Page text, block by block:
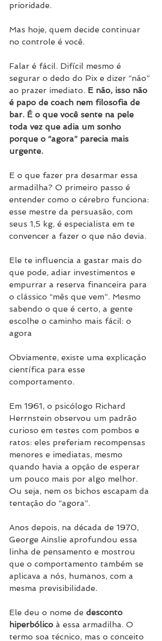
prioridade.
Mas hoje, quem decide continuar
no controle é você.
Falar é fácil. Difícil mesmo é
segurar o dedo do Pix e dizer “não”
ao prazer imediato. E não, isso não
é papo de coach nem filosofia de
bar. É o que você sente na pele
toda vez que adia um sonho
porque o “agora” parecia mais
urgente.
E o que fazer pra desarmar essa
armadilha? O primeiro passo é
entender como o cérebro funciona:
esse mestre da persuasão, com
seus 1,5 kg, é especialista em te
convencer a fazer o que não devia.
Ele te influencia a gastar mais do
que pode, adiar investimentos e
empurrar a reserva financeira para
o clássico “mês que vem”. Mesmo
sabendo o que é certo, a gente
escolhe o caminho mais fácil: o
agora
Obviamente, existe uma explicação
científica para esse
comportamento.
Em 1961, o psicólogo Richard
Herrnstein observou um padrão
curioso em testes com pombos e
ratos: eles preferiam recompensas
menores e imediatas, mesmo
quando havia a opção de esperar
um pouco mais por algo melhor.
Ou seja, nem os bichos escapam da
tentação do “agora”.
Anos depois, na década de 1970,
George Ainslie aprofundou essa
linha de pensamento e mostrou
que o comportamento também se
aplicava a nós, humanos, com a
mesma previsibilidade.
Ele deu o nome de desconto
hiperbólico à essa armadilha. O
termo soa técnico, mas o conceito